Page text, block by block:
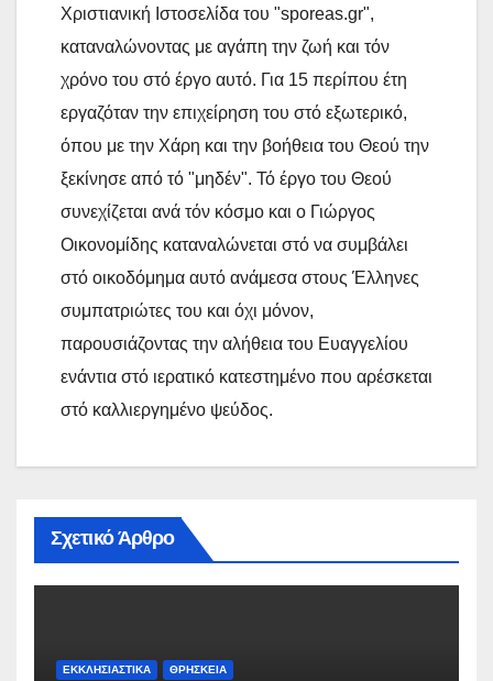
Χριστιανική Ιστοσελίδα του "sporeas.gr",
καταναλώνοντας με αγάπη την ζωή και τόν
χρόνο του στό έργο αυτό. Για 15 περίπου έτη
εργαζόταν την επιχείρηση του στό εξωτερικό,
όπου με την Χάρη και την βοήθεια του Θεού την
ξεκίνησε από τό "μηδέν". Τό έργο του Θεού
συνεχίζεται ανά τόν κόσμο και ο Γιώργος
Οικονομίδης καταναλώνεται στό να συμβάλει
στό οικοδόμημα αυτό ανάμεσα στους Έλληνες
συμπατριώτες του και όχι μόνον,
παρουσιάζοντας την αλήθεια του Ευαγγελίου
ενάντια στό ιερατικό κατεστημένο που αρέσκεται
στό καλλιεργημένο ψεύδος.
Σχετικό Άρθρο
ΕΚΚΛΗΣΙΑΣΤΙΚΑ ΘΡΗΣΚΕΙΑ